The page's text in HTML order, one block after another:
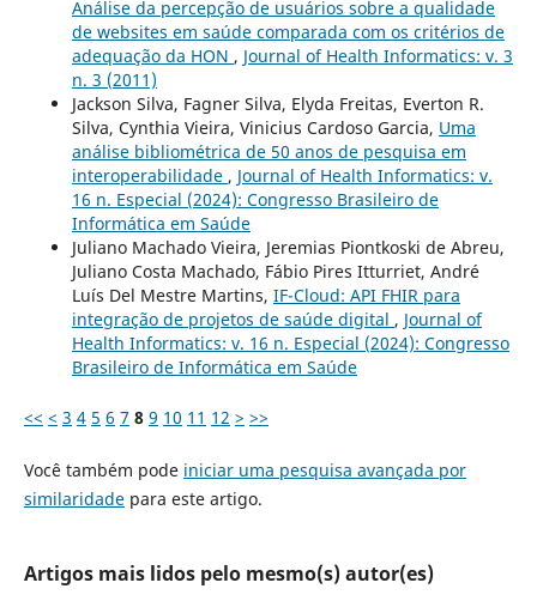
Análise da percepção de usuários sobre a qualidade
de websites em saúde comparada com os critérios de
adequação da HON , Journal of Health Informatics: v. 3
n. 3 (2011)
Jackson Silva, Fagner Silva, Elyda Freitas, Everton R.
Silva, Cynthia Vieira, Vinicius Cardoso Garcia, Uma
análise bibliométrica de 50 anos de pesquisa em
interoperabilidade , Journal of Health Informatics: v.
16 n. Especial (2024): Congresso Brasileiro de
Informática em Saúde
Juliano Machado Vieira, Jeremias Piontkoski de Abreu,
Juliano Costa Machado, Fábio Pires Itturriet, André
Luís Del Mestre Martins, IF-Cloud: API FHIR para
integração de projetos de saúde digital , Journal of
Health Informatics: v. 16 n. Especial (2024): Congresso
Brasileiro de Informática em Saúde
<< < 3 4 5 6 7 8 9 10 11 12 > >>
Você também pode iniciar uma pesquisa avançada por
similaridadepara este artigo.
Artigos mais lidos pelo mesmo(s) autor(es)